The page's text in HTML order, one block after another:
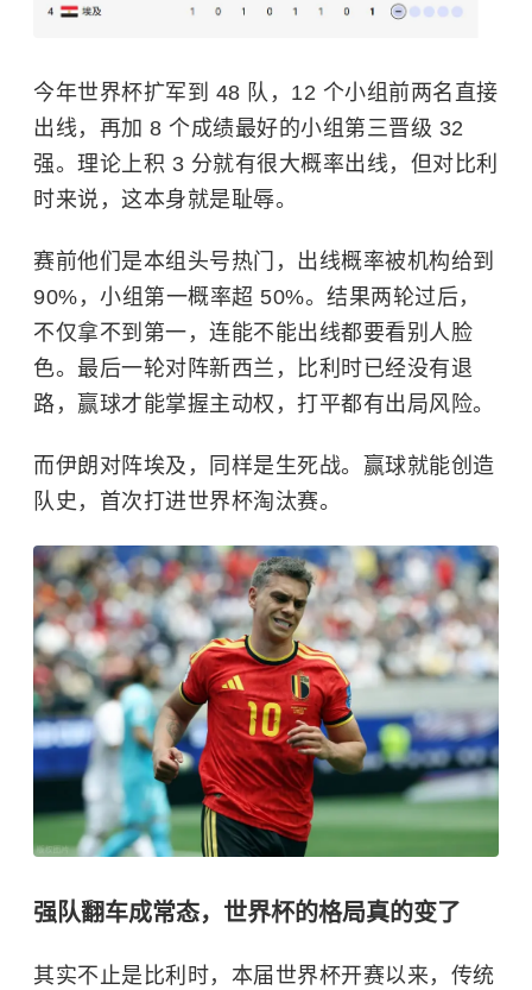
今年世界杯扩军到 48 队，12 个小组前两名直接
出线，再加 8 个成绩最好的小组第三晋级 32
强。理论上积 3 分就有很大概率出线，但对比利
时来说，这本身就是耻辱。
赛前他们是本组头号热门，出线概率被机构给到
90%，小组第一概率超 50%。结果两轮过后，
不仅拿不到第一，连能不能出线都要看别人脸
色。最后一轮对阵新西兰，比利时已经没有退
路，赢球才能掌握主动权，打平都有出局风险。
而伊朗对阵埃及，同样是生死战。赢球就能创造
队史，首次打进世界杯淘汰赛。
强队翻车成常态，世界杯的格局真的变了
其实不止是比利时，本届世界杯开赛以来，传统